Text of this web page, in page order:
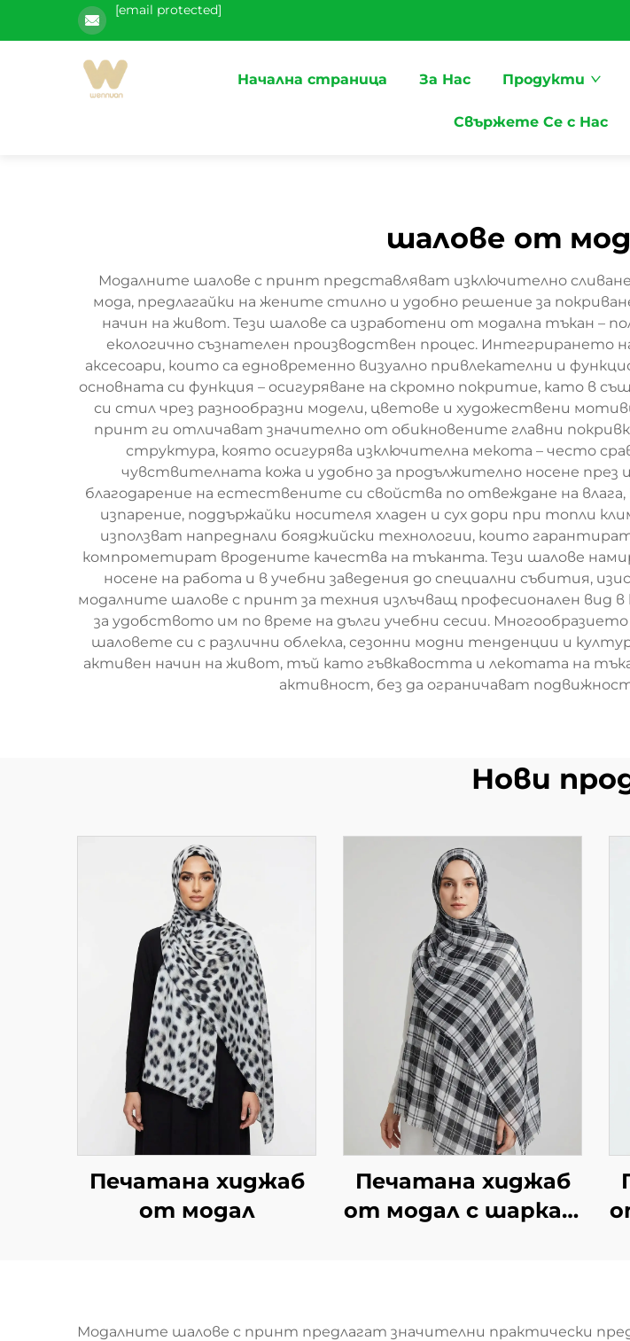
[email protected]
Начална страница За Нас Продукти
Свържете Се с Нас
шалове от
Модалните шалове с принт представляват изключително
мода, предлагайки на жените стилно и удобно решение за
начин на живот. Тези шалове са изработени от модална тъкан –
екологично съзнателен производствен процес. Интегрирането
аксесоари, които са едновременно визуално привлекателни и
основната си функция – осигуряване на скромно покритие, като в
си стил чрез разнообразни модели, цветове и художествени
принт ги отличават значително от обикновените главни
структура, която осигурява изключителна мекота – често
чувствителната кожа и удобно за продължително носене
благодарение на естествените си свойства по отвеждане на
изпарение, поддържайки носителя хладен и сух дори при топли
използват напреднали бояджийски технологии, които
компрометират вродените качества на тъканта. Тези шалове
носене на работа и в учебни заведения до специални събития,
модалните шалове с принт за техния излъчващ професионален
за удобството им по време на дълги учебни сесии.
шаловете си с различни облекла, сезонни модни тенденции и
активен начин на живот, тъй като гъвкавостта и лекотата на
активност, без да ограничават
Нови
Печатана хиджаб
от модал
Печатана хиджаб
от модал с шарка в
Модалните шалове с принт предлагат значителни практически